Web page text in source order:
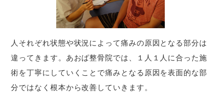
人それぞれ状態や状況によって痛みの原因となる部分は
違ってきます。あおば整骨院では、１人１人に合った施
術を丁寧にしていくことで痛みとなる原因を表面的な部
分ではなく根本から改善していきます。